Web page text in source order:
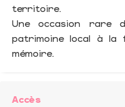
territoire.
Une occasion rare
patrimoine local à
mémoire.
Accès